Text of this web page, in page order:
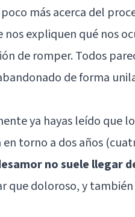
más acerca del
expliquen qué nos
de romper. Todos
de forma
ya hayas leído que
torno a dos años
no suele llegar
que doloroso, y